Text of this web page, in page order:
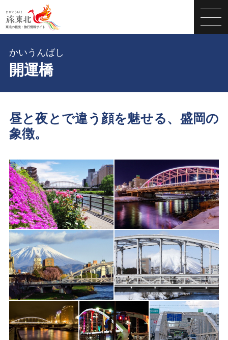
開運橋
かいうんばし
昼と夜とで違う顔を魅せる、盛岡の
象徴。